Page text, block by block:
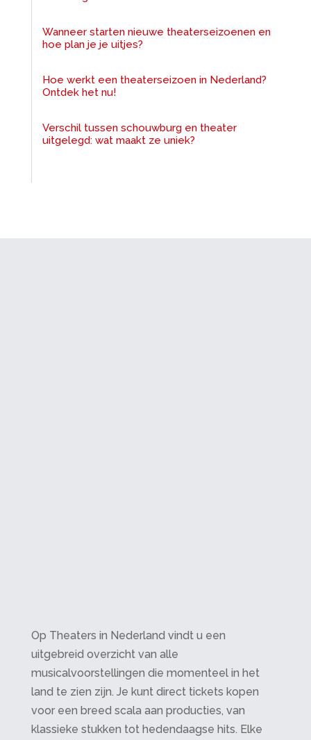
Wanneer starten nieuwe theaterseizoenen en
hoe plan je je uitjes?
Hoe werkt een theaterseizoen in Nederland?
Ontdek het nu!
Verschil tussen schouwburg en theater
uitgelegd: wat maakt ze uniek?
Op Theaters in Nederland vindt u een
uitgebreid overzicht van alle
musicalvoorstellingen die momenteel in het
land te zien zijn. Je kunt direct tickets kopen
voor een breed scala aan producties, van
klassieke stukken tot hedendaagse hits. Elke